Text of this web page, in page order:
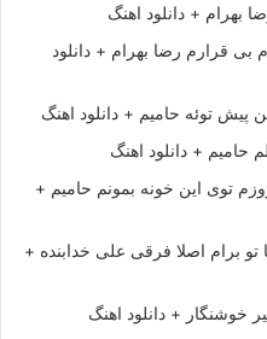
بهرام + دانلود اهنگ
بی قرارم رضا بهرام + دانلود
توئه حامیم + دانلود اهنگ
حامیم + دانلود اهنگ
توی این خونه بمونم حامیم +
تو برام اصلا فرقی علی خدابنده +
خوشنگار + دانلود اهنگ